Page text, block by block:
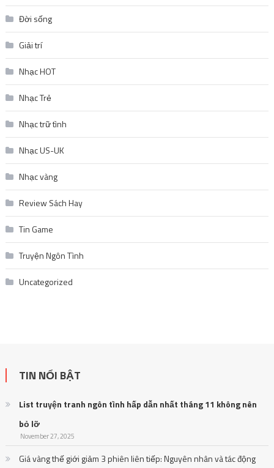
Đời sống
Giải trí
Nhạc HOT
Nhạc Trẻ
Nhạc trữ tình
Nhạc US-UK
Nhạc vàng
Review Sách Hay
Tin Game
Truyện Ngôn Tình
Uncategorized
TIN NỔI BẬT
List truyện tranh ngôn tình hấp dẫn nhất tháng 11 không nên
bỏ lỡ
November 27, 2025
Giá vàng thế giới giảm 3 phiên liên tiếp: Nguyên nhân và tác động